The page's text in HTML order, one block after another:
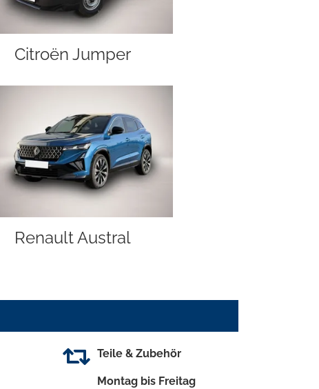
Citroën Jumper
Renault Austral
Teile & Zubehör
Montag bis Freitag